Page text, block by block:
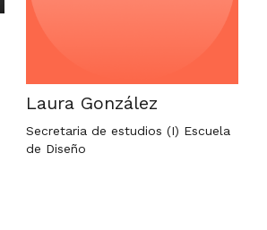
Laura González
Secretaria de estudios (I) Escuela
de Diseño